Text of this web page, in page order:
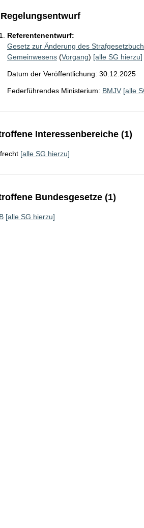
Referentenentwurf:
Gesetz zur Änderung des
Gemeinwesens(Vorgang) [alle SG hierzu]
Datum der Veröffentlichung: 30.12.2025
Federführendes Ministerium: BMJV [alle
Interessenbereiche (1)
[alle SG hierzu]
Bundesgesetze (1)
[alle SG hierzu]